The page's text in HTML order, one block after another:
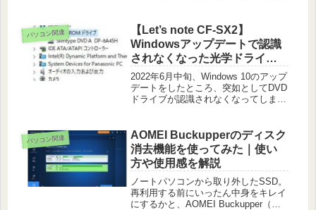
そんなサーバーお引越しについて備忘
録をかねてご紹介します。ちな...
パソコン関連
【Let’s note CF-SX2】
Windowsアップデートで認識
されなくなった光学ドライブ
を復活させた話
2022年6月中旬、Windows 10のアップ
デートをしたところ、突如としてDVD
ドライブが認識されなくなってしまい
イブにビックリマークがついており開
いてみると「...
パソコン関連
AOMEI Buckupperのディスク
消去機能を使ってみた｜使い
方や使用感を解説
ノートパソコンから取り外したSSD。
再利用する前にいったん中身をキレイ
にするかと、AOMEI Buckupper（無